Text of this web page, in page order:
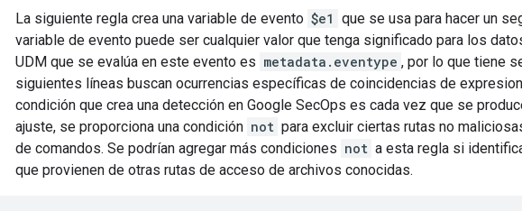
La siguiente regla crea una variable de evento $e1 que se usa para hacer un
variable de evento puede ser cualquier valor que tenga significado para los
UDM que se evalúa en este evento es metadata.eventype , por lo que tiene
siguientes líneas buscan ocurrencias específicas de coincidencias de
condición que crea una detección en Google SecOps es cada vez que se
ajuste, se proporciona una condición not para excluir ciertas rutas no
de comandos. Se podrían agregar más condiciones not a esta regla si
que provienen de otras rutas de acceso de archivos conocidas.